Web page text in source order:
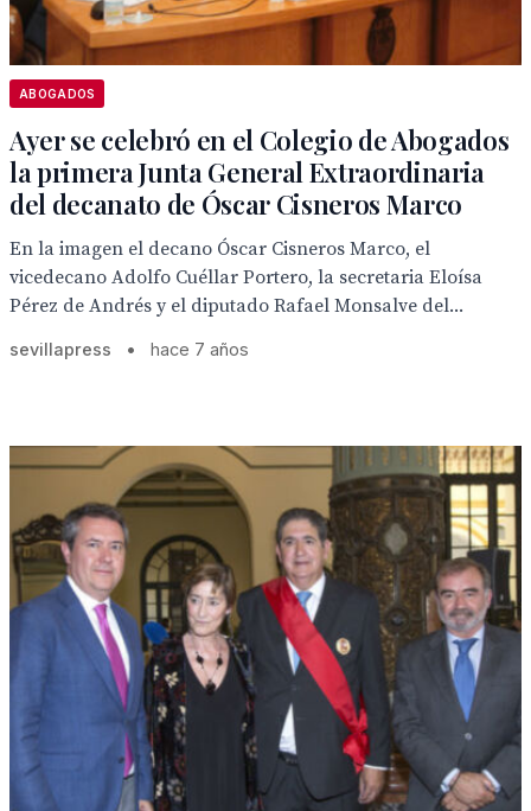
ABOGADOS
Ayer se celebró en el Colegio de Abogados
la primera Junta General Extraordinaria
del decanato de Óscar Cisneros Marco
En la imagen el decano Óscar Cisneros Marco, el
vicedecano Adolfo Cuéllar Portero, la secretaria Eloísa
Pérez de Andrés y el diputado Rafael Monsalve del...
sevillapress • hace 7 años